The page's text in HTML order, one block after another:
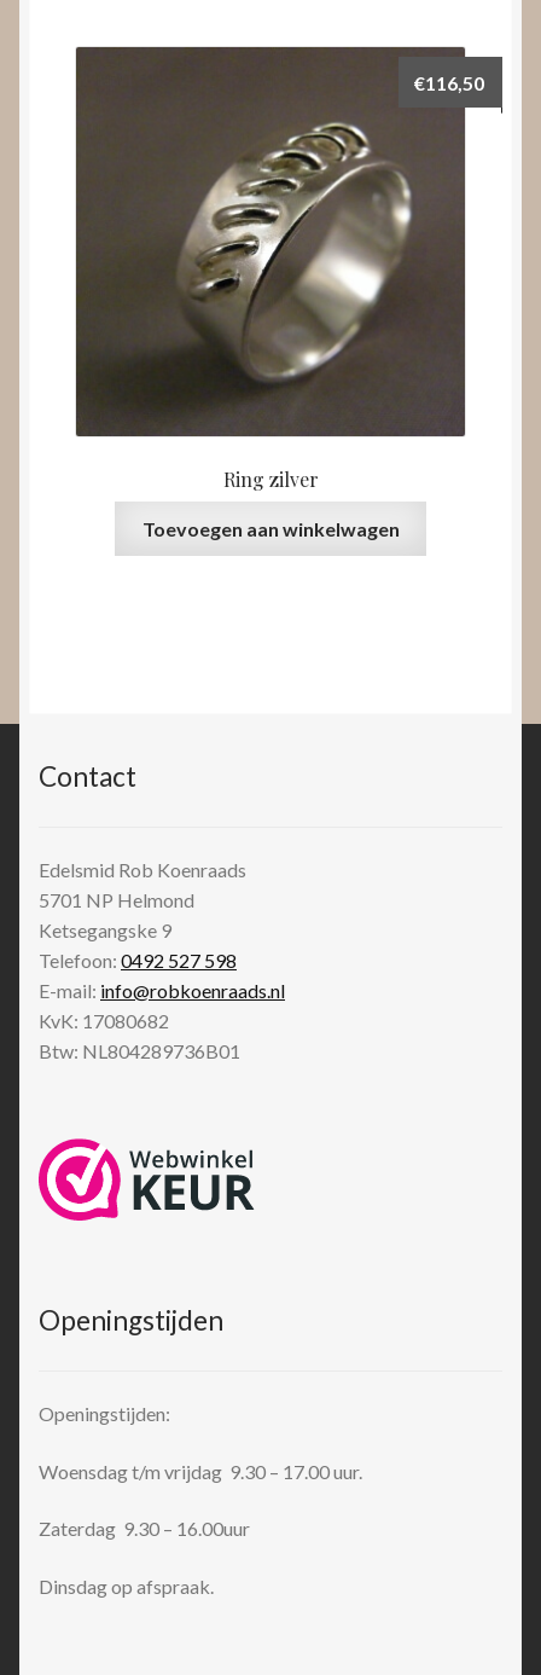
Ring zilver
€116,50
Toevoegen aan winkelwagen
Contact
Edelsmid Rob Koenraads
5701 NP Helmond
Ketsegangske 9
Telefoon: 0492 527 598
E-mail: info@robkoenraads.nl
KvK: 17080682
Btw: NL804289736B01
Openingstijden
Openingstijden:
Woensdag t/m vrijdag 9.30 – 17.00 uur.
Zaterdag 9.30 – 16.00uur
Dinsdag op afspraak.